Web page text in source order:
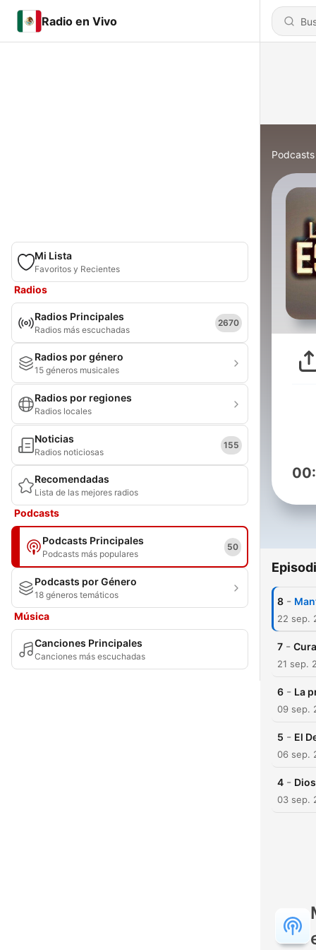
Radio en Vivo
Mi Lista
Favoritos y Recientes
Radios
Radios Principales
Radios más escuchadas
2670
Radios por género
15 géneros musicales
Radios por regiones
Radios locales
Noticias
Radios noticiosas
155
Recomendadas
Lista de las mejores radios
Podcasts
Podcasts Principales
Podcasts más populares
50
Podcasts por Género
18 géneros temáticos
Música
Canciones Principales
Canciones más escuchadas
Podcasts
8 -
22 sep.
7 -
21 sep.
6 - La
09 sep.
5 - El
06 sep.
4 -
03 sep.